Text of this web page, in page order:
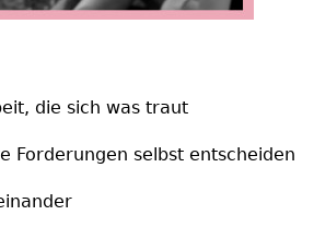
die sich was traut
Forderungen selbst entscheiden